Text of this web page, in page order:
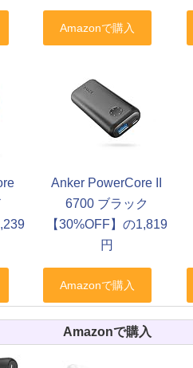
Anker PowerCore II
6700 ブラック
【30%OFF】の1,819
円
Amazonで購入